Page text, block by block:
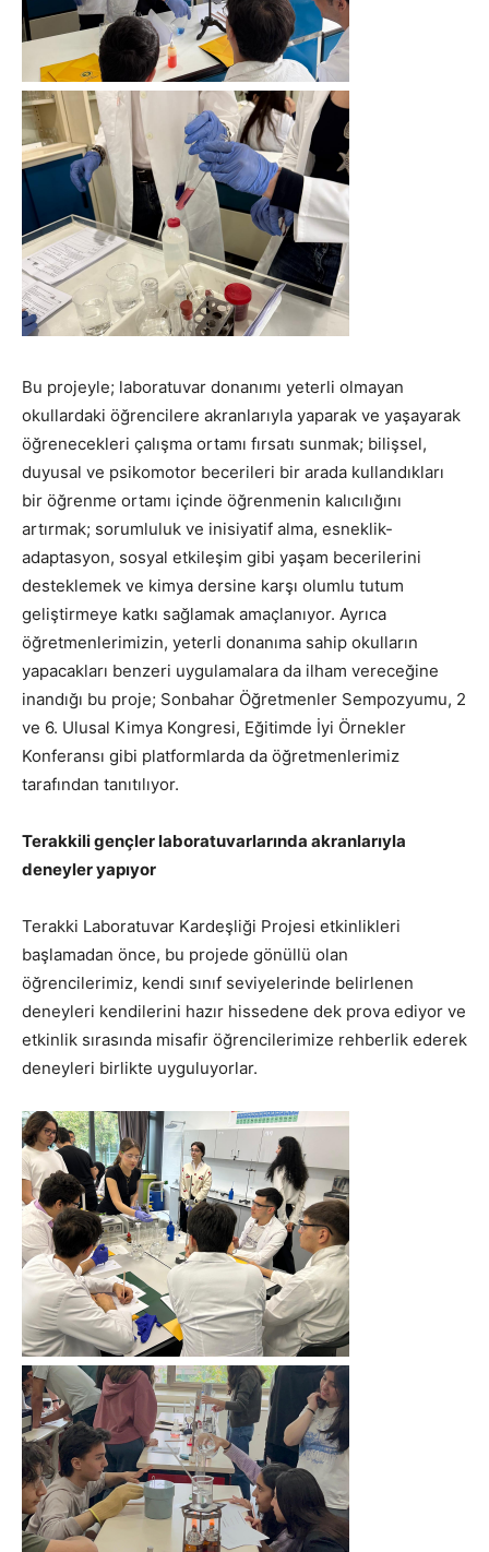
Bu projeyle; laboratuvar donanımı yeterli olmayan
okullardaki öğrencilere akranlarıyla yaparak ve yaşayarak
öğrenecekleri çalışma ortamı fırsatı sunmak; bilişsel,
duyusal ve psikomotor becerileri bir arada kullandıkları
bir öğrenme ortamı içinde öğrenmenin kalıcılığını
artırmak; sorumluluk ve inisiyatif alma, esneklik-
adaptasyon, sosyal etkileşim gibi yaşam becerilerini
desteklemek ve kimya dersine karşı olumlu tutum
geliştirmeye katkı sağlamak amaçlanıyor. Ayrıca
öğretmenlerimizin, yeterli donanıma sahip okulların
yapacakları benzeri uygulamalara da ilham vereceğine
inandığı bu proje; Sonbahar Öğretmenler Sempozyumu, 2
ve 6. Ulusal Kimya Kongresi, Eğitimde İyi Örnekler
Konferansı gibi platformlarda da öğretmenlerimiz
tarafından tanıtılıyor.
Terakkili gençler laboratuvarlarında akranlarıyla
deneyler yapıyor
Terakki Laboratuvar Kardeşliği Projesi etkinlikleri
başlamadan önce, bu projede gönüllü olan
öğrencilerimiz, kendi sınıf seviyelerinde belirlenen
deneyleri kendilerini hazır hissedene dek prova ediyor ve
etkinlik sırasında misafir öğrencilerimize rehberlik ederek
deneyleri birlikte uyguluyorlar.